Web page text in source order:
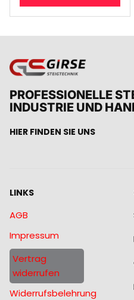
PROFESSIONELLE
INDUSTRIE UND
HIER FINDEN SIE UNS
LINKS
AGB
Impressum
Vertrag
widerrufen
Widerrufsbelehrung